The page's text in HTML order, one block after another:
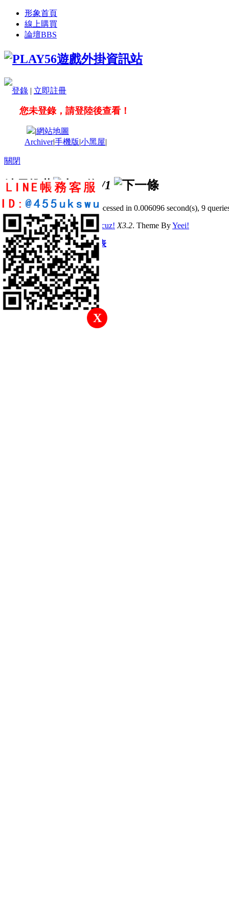
形象首頁
線上購買
論壇BBS
登錄 | 立即註冊
您未登錄，請登陸後查看！
X
|網站地圖
Archiver|手機版|小黑屋|
關閉
站長推薦 /1
GMT+8, 2026-8-8 22:04, Processed in 0.006096 second(s), 9
© 2001-2011 Powered byDiscuz! X3.2. Theme ByYeei!
快速回復 返回頂部 返回列表